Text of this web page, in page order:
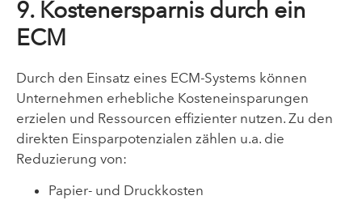
9. Kostenersparnis durch ein
ECM
Durch den Einsatz eines ECM-Systems können
Unternehmen erhebliche Kosteneinsparungen
erzielen und Ressourcen effizienter nutzen. Zu den
direkten Einsparpotenzialen zählen u.a. die
Reduzierung von:
Papier- und Druckkosten